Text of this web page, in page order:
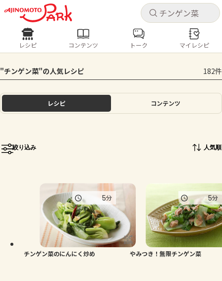
キャ
ログインするとレシピを保存できます
ログイン
ホーム
トーク
よくあるお問い合わせ
お買い物
キャ
レシピ コンテンツ
人気の食材・レシピ
きゅうり なす トマト とうもろこし
ピーマン
レシピ コンテンツ トーク マイレシピ
"チンゲン菜"の人気レシピ 182件
レシピ コンテンツ
絞り込み 人気順
チンゲン菜のにんにく炒め
5分
やみつき！無限チンゲン菜
5分